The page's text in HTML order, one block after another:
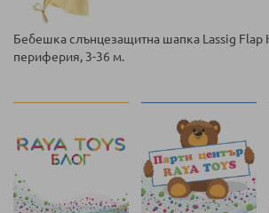
Бебешка слънцезащитна шапка Lassig Flap
периферия, 3-36 м.